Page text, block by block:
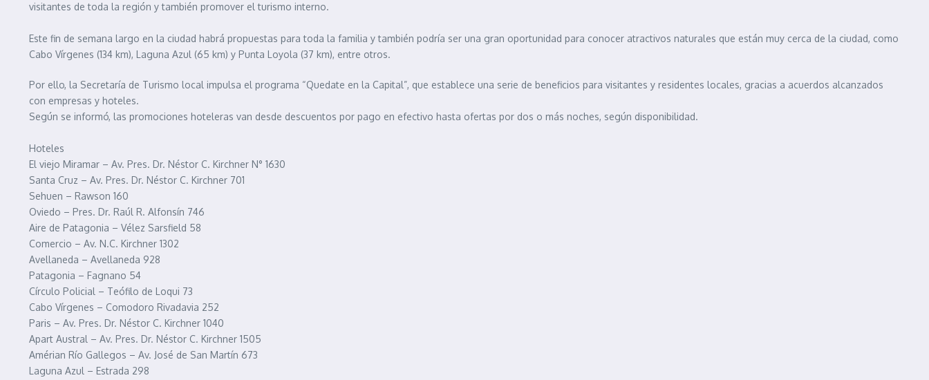
visitantes de toda la región y también promover el turismo interno.
Este fin de semana largo en la ciudad habrá propuestas para toda la familia y también podría ser una gran oportunidad para conocer atractivos naturales que están muy cerca de la ciudad, como
Cabo Vírgenes (134 km), Laguna Azul (65 km) y Punta Loyola (37 km), entre otros.
Por ello, la Secretaría de Turismo local impulsa el programa “Quedate en la Capital”, que establece una serie de beneficios para visitantes y residentes locales, gracias a acuerdos alcanzados
con empresas y hoteles.
Según se informó, las promociones hoteleras van desde descuentos por pago en efectivo hasta ofertas por dos o más noches, según disponibilidad.
Hoteles
El viejo Miramar – Av. Pres. Dr. Néstor C. Kirchner N° 1630
Santa Cruz – Av. Pres. Dr. Néstor C. Kirchner 701
Sehuen – Rawson 160
Oviedo – Pres. Dr. Raúl R. Alfonsín 746
Aire de Patagonia – Vélez Sarsfield 58
Comercio – Av. N.C. Kirchner 1302
Avellaneda – Avellaneda 928
Patagonia – Fagnano 54
Círculo Policial – Teófilo de Loqui 73
Cabo Vírgenes – Comodoro Rivadavia 252
Paris – Av. Pres. Dr. Néstor C. Kirchner 1040
Apart Austral – Av. Pres. Dr. Néstor C. Kirchner 1505
Amérian Río Gallegos – Av. José de San Martín 673
Laguna Azul – Estrada 298